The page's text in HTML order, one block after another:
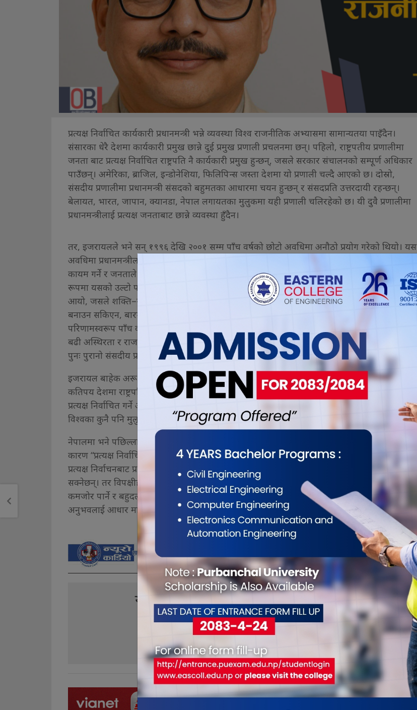
प्रत्यक्ष निर्वाचित कार्यकारी प्रधानमन्त्री भन्ने व्यवस्था विश्व राजनीतिक अभ्यासमा सामान्यतया पाइँदैन।
संसारका धेरै देशमा कार्यकारी प्रमुख छान्ने दुई प्रमुख प्रणाली प्रचलनमा छन्। पहिलो, राष्ट्रपतीय प्रणालीमा
जनता बाट प्रत्यक्ष निर्वाचित राष्ट्रपति नै कार्यकारी प्रमुख हुन्छन्, जसले सरकार संचालनको सम्पूर्ण अधिकार
पाउँछन्। अमेरिका, ब्राजिल, इन्डोनेशिया, फिलिपिन्स जस्ता देशमा यो प्रणाली चल्दै आएको छ। दोस्रो,
संसदीय प्रणालीमा प्रधानमन्त्री संसदको बहुमतका आधारमा चयन हुन्छन् र संसदप्रति उत्तरदायी रहन्छन्।
बेलायत, भारत, जापान, क्यानडा, नेपाल लगायतका मुलुकमा यही प्रणाली चलिरहेको छ। यी दुवै प्रणालीमा
प्रधानमन्त्रीलाई प्रत्यक्ष जनताबाट छान्ने व्यवस्था हुँदैन।
तर, इजरायलले भने सन् १९९६ देखि २००१ सम्म पाँच वर्षको छोटो अवधिमा अनौठो प्रयोग गरेको थियो। यस
अवधिमा प्रधानमन्त्रीलाई प्रत्यक्ष जनताबाट निर्वाचित गर्ने व्यवस्था लागू गरियो। यस प्रयोगको उद्देश्य स्थिरता
कायम गर्ने र जनताले आफूले चाहेअनुसार बलियो नेतृत्व पाउने वातावरण बनाउने थियो। तर व्यावहारिक
रूपमा यसको उल्टो परिणाम आयो। संसद (Knesset) र प्रत्यक्ष निर्वाचित प्रधानमन्त्री दुवैसँग स्वतन्त्र वैधता
आयो, जसले शक्ति–सन्तुलनमा समस्या ल्यायो। बहुदलीय प्रणाली भएको कारण संसदमा स्थिर बहुमत
बनाउन सकिएन, बारम्बार गठबन्धन भत्कियो र प्रधानमन्त्री र संसदबीच अविश्वासको सम्बन्ध बढ्दै गयो।
परिणामस्वरूप पाँच वर्षमै तीन पटकसम्म चुनाव गर्नुपर्‍यो। अपेक्षाअनुसार स्थिर नेतृत्व आउनुपर्ने ठाउँमा अझ
बढी अस्थिरता र राजनीतिक टकराव बढ्यो। यसै कारण इजरायलले सन् २००१ पछि यो प्रयोग खारेज गरेर
पुनः पुरानो संसदीय प्रणालीमै फर्कियो।
इजरायल बाहेक अरू कुनै देशमा स्थायी रूपमा प्रत्यक्ष निर्वाचित कार्यकारी प्रधानमन्त्रीको अभ्यास पाइँदैन।
कतिपय देशमा राष्ट्रपति प्रत्यक्ष निर्वाचित भएर कार्यकारी प्रमुखको भूमिका खेल्छन्, तर प्रधानमन्त्रीलाई
प्रत्यक्ष निर्वाचित गर्ने अभ्यास इजरायलकै छोटो उदाहरणमा मात्र सीमित रह्यो। त्यसैले आजको दिनमा
विश्वका कुनै पनि मुलुकमा यस्तो प्रणाली लागू भएको छैन।
नेपालमा भने पछिल्ला केही वर्षयता राजनीतिक अस्थिरता, बारम्बार सरकार परिवर्तन र पार्टीगत स्वार्थका
कारण “प्रत्यक्ष निर्वाचित कार्यकारी प्रधानमन्त्री” व्यवस्था ल्याउने बहस भइरहन्छ। बहसकर्ताहरूको तर्क छ—
प्रत्यक्ष निर्वाचनबाट प्रधानमन्त्री आएमा उनले स्थिरता, दृढ नेतृत्व र जनताप्रति प्रत्यक्ष उत्तरदायित्व देखाउन
सक्नेछन्। तर विपक्षीहरू भन्छन्—यसले शक्तिको अत्यधिक केन्द्रीकरण गर्ने, सन्तुलन र नियन्त्रण प्रणाली
कमजोर पार्ने र बहुदलीय लोकतन्त्रलाई खतरा पुर्‍याउने सम्भावना हुन्छ। यसरी, इजरायलको असफल
अनुभवलाई आधार मानेर नेपाल वा अन्यत्र यस्तो व्यवस्था लागू गर्दा सजग हुनुपर्ने देखिन्छ।
यो खबर पढेर तपाईलाई कस्तो महसुस भयो ?
0 0 0 0